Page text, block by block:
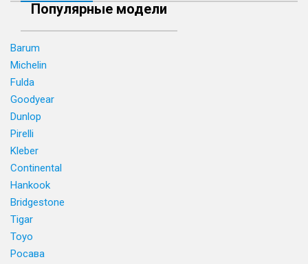
Популярные модели
Barum
Michelin
Fulda
Goodyear
Dunlop
Pirelli
Kleber
Continental
Hankook
Bridgestone
Tigar
Toyo
Росава